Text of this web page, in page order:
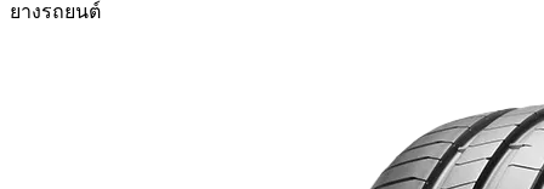
ยางรถยนต์